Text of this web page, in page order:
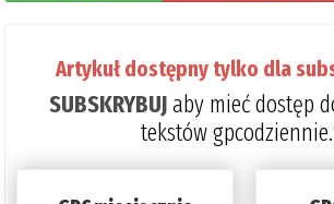
Artykuł dostępny tylko dla
SUBSKRYBUJaby mieć dostęp
tekstów